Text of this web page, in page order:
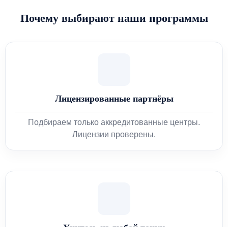
Почему выбирают наши программы
Лицензированные партнёры
Подбираем только аккредитованные центры.
Лицензии проверены.
Учитесь из любой точки